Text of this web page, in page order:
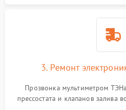
3. Ремонт
Прозвонка мультиметром
прессостата и клапанов залива